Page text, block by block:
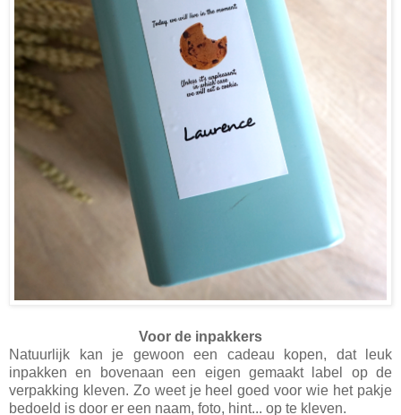
Voor de inpakkers
Natuurlijk kan je gewoon een cadeau kopen, dat leuk
inpakken en bovenaan een eigen gemaakt label op de
verpakking kleven. Zo weet je heel goed voor wie het pakje
bedoeld is door er een naam, foto, hint... op te kleven.